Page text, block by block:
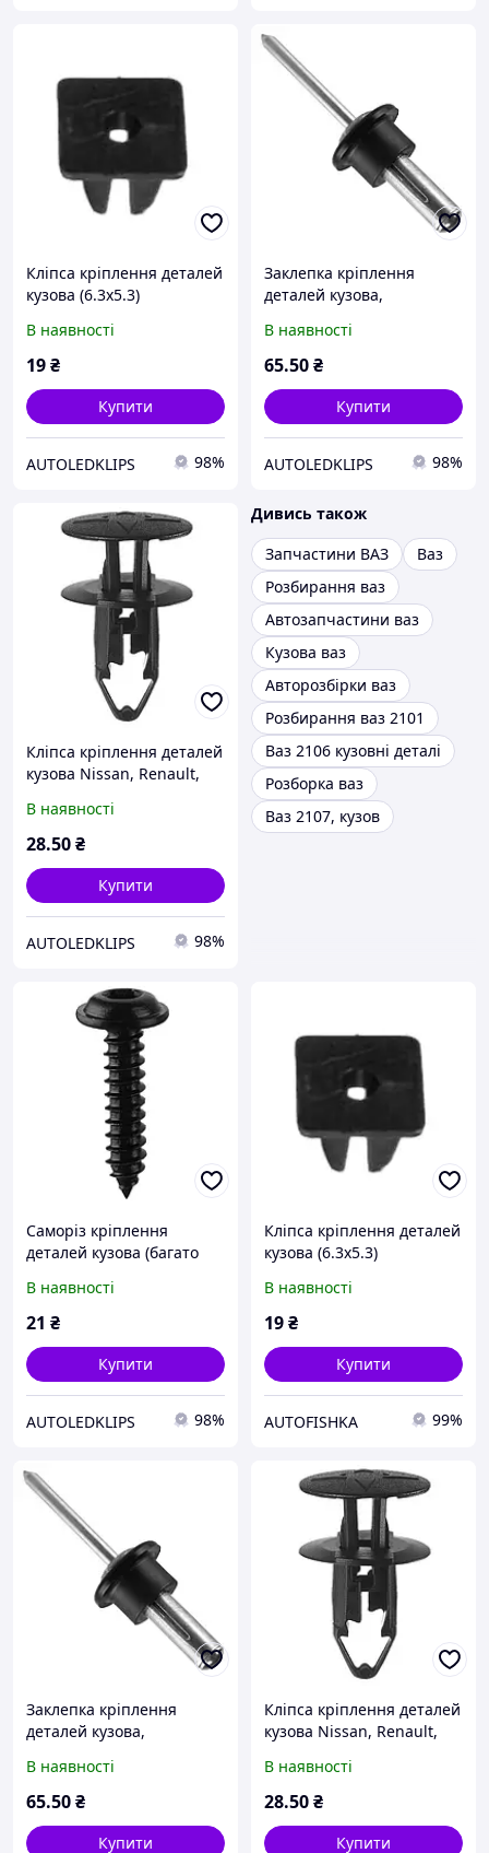
Кліпса кріплення деталей
кузова (6.3х5.3)
В наявності
19₴
Купити
AUTOLEDKLIPS 98%
Заклепка кріплення
деталей кузова,
Peugeot, Renault, Dacia,
VAZ-Lada та ін.
В наявності
65.50₴
Купити
AUTOLEDKLIPS 98%
Кліпса кріплення деталей
кузова Nissan, Renault,
054000001R
В наявності
28.50₴
Купити
AUTOLEDKLIPS 98%
Дивись також
Запчастини ВАЗ
Ваз
Розбирання ваз
Автозапчастини ваз
Кузова ваз
Авторозбірки ваз
Розбирання ваз 2101
Ваз 2106 кузовні деталі
Розборка ваз
Ваз 2107, кузов
Саморіз кріплення
деталей кузова (багато
В наявності
21 ₴
Купити
AUTOLEDKLIPS 98%
Кліпса кріплення деталей
кузова (6.3х5.3)
В наявності
19₴
Купити
AUTOFISHKA 99%
Заклепка кріплення
деталей кузова,
Peugeot, Renault, Dacia,
VAZ-Lada та ін.
В наявності
65.50₴
Купити
Кліпса кріплення деталей
кузова Nissan, Renault,
054000001R
В наявності
28.50₴
Купити